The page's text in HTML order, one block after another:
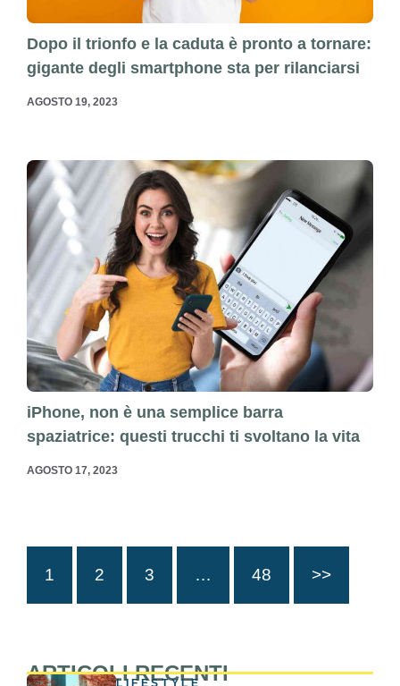
Dopo il trionfo e la caduta è pronto a tornare:
gigante degli smartphone sta per rilanciarsi
AGOSTO 19, 2023
iPhone, non è una semplice barra
spaziatrice: questi trucchi ti svoltano la vita
AGOSTO 17, 2023
1 2 3 … 48 >>
ARTICOLI RECENTI
LIFESTYLE